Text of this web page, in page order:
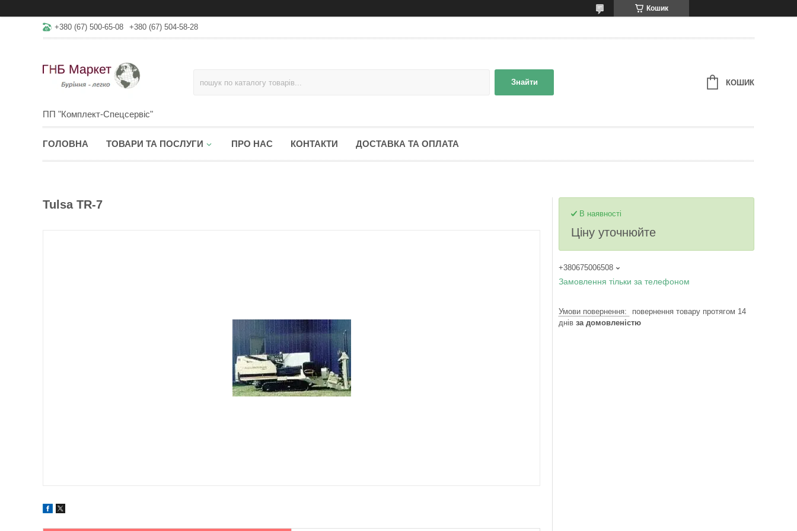
Кошик
+380 (67) 500-65-08 +380 (67) 504-58-28
ПП "Комплект-Спецсервіс"
Знайти КОШИК
ГОЛОВНА ТОВАРИ ТА ПОСЛУГИ ПРО НАС КОНТАКТИ ДОСТАВКА ТА ОПЛАТА
Tulsa TR-7
В наявності
Ціну уточнюйте
+380675006508
Замовлення тільки за телефоном
повернення товару протягом 14
днів за домовленістю